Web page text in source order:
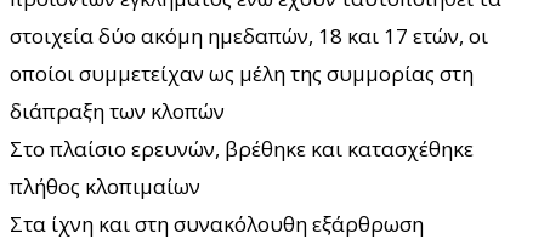
στοιχεία δύο ακόμη ημεδαπών, 18 και 17 ετών, οι
οποίοι συμμετείχαν ως μέλη της συμμορίας στη
διάπραξη των κλοπών
Στο πλαίσιο ερευνών, βρέθηκε και κατασχέθηκε
πλήθος κλοπιμαίων
Στα ίχνη και στη συνακόλουθη εξάρθρωση